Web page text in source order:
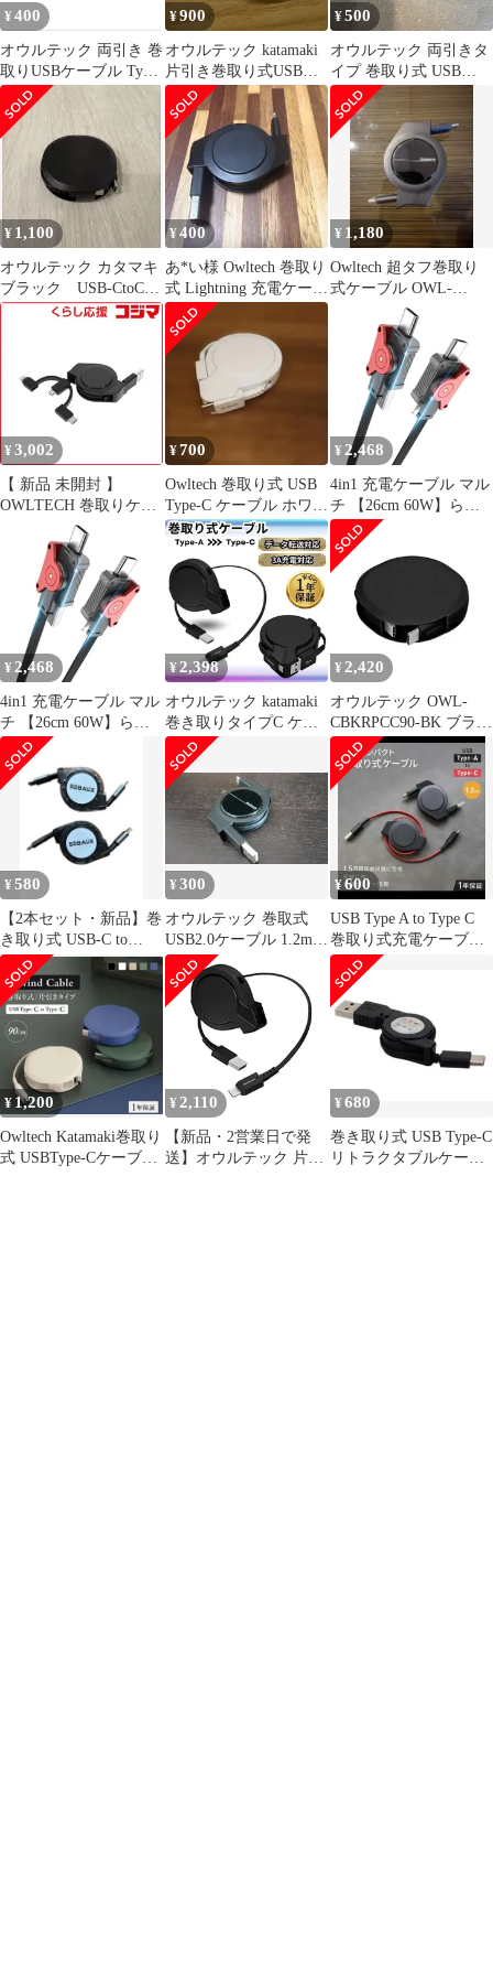
¥ 400
オウルテック 両引き 巻
取りUSBケーブル Type-
A Type-C
¥900
オウルテック katamaki
片引き巻取り式USBケ
ーブル CtoC
¥500
オウルテック 両引きタ
イプ 巻取り式 USB
Type-A to Cケーブル
¥ 1,100
オウルテック カタマキ
ブラック USB-CtoC片
引き
¥400
あ*い様 Owltech 巻取り
式 Lightning 充電ケーブ
ル
¥ 1,180
Owltech 超タフ巻取り
式ケーブル OWL-
CBRKCC10-BK
¥ 3,002
【 新品 未開封 】
OWLTECH 巻取りケー
ブル 3in1 ブラック
[1m] OWL-
CBR2AMLC10-BK 未使
用 送料無料
¥700
Owltech 巻取り式 USB
Type-C ケーブル ホワイ
ト
¥ 2,468
4in1 充電ケーブル マル
チ 【26cm 60W】らい
とにんくけーぶる タイ
プc PD対応 急速充電 マ
グネット充電ケーブル
480Mbpsデータ転送 コ
ンパクト Type-C 全機種
対応 Dark Red 1
¥ 2,468
4in1 充電ケーブル マル
チ 【26cm 60W】らい
とにんくけーぶる タイ
プc PD対応 急速充電 マ
グネット充電ケーブル
480Mbpsデータ転送 コ
ンパクト Type-C 全機種
対応 Dark Red 1
¥2,398
オウルテック katamaki
巻き取りタイプC ケー
ブル 片側だけ引き出せ
る USB タイプA to Cケ
ーブル 75cm スマート
フォン/タブレット ブラ
ック OWL-
CBKRPAC75-BK
¥ 2,420
オウルテック OWL-
CBKRPCC90-BK ブラッ
ク 片引き巻取り式
katamaki Type-C to
Type-Cケーブル
OWLCBKRPCC90BK
¥580
【2本セット・新品】巻
き取り式 USB-C to
USB-Cケーブル 伸縮式
¥300
オウルテック 巻取式
USB2.0ケーブル 1.2m
OWL-CBRKCA12
¥600
USB Type A to Type C
巻取り式充電ケーブル
1.2m 黒
¥ 1,200
Owltech Katamaki巻取り
式 USBType-Cケーブル
¥ 2,110
【新品・2営業日で発
送】オウルテック 片側
¥680
巻き取り式 USB Type-C
リトラクタブルケーブ